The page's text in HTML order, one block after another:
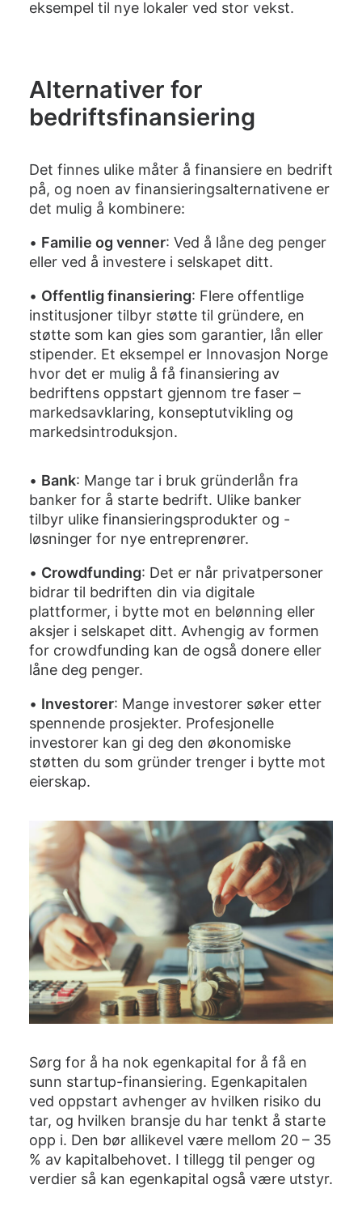
eksempel til nye lokaler ved stor vekst.
Alternativer for
bedriftsfinansiering
Det finnes ulike måter å finansiere en bedrift
på, og noen av finansieringsalternativene er
det mulig å kombinere:
• Familie og venner: Ved å låne deg penger
eller ved å investere i selskapet ditt.
• Offentlig finansiering: Flere offentlige
institusjoner tilbyr støtte til gründere, en
støtte som kan gies som garantier, lån eller
stipender. Et eksempel er Innovasjon Norge
hvor det er mulig å få finansiering av
bedriftens oppstart gjennom tre faser –
markedsavklaring, konseptutvikling og
markedsintroduksjon.
• Bank: Mange tar i bruk gründerlån fra
banker for å starte bedrift. Ulike banker
tilbyr ulike finansieringsprodukter og -
løsninger for nye entreprenører.
• Crowdfunding: Det er når privatpersoner
bidrar til bedriften din via digitale
plattformer, i bytte mot en belønning eller
aksjer i selskapet ditt. Avhengig av formen
for crowdfunding kan de også donere eller
låne deg penger.
• Investorer: Mange investorer søker etter
spennende prosjekter. Profesjonelle
investorer kan gi deg den økonomiske
støtten du som gründer trenger i bytte mot
eierskap.
Sørg for å ha nok egenkapital for å få en
sunn startup-finansiering. Egenkapitalen
ved oppstart avhenger av hvilken risiko du
tar, og hvilken bransje du har tenkt å starte
opp i. Den bør allikevel være mellom 20 – 35
% av kapitalbehovet. I tillegg til penger og
verdier så kan egenkapital også være utstyr.